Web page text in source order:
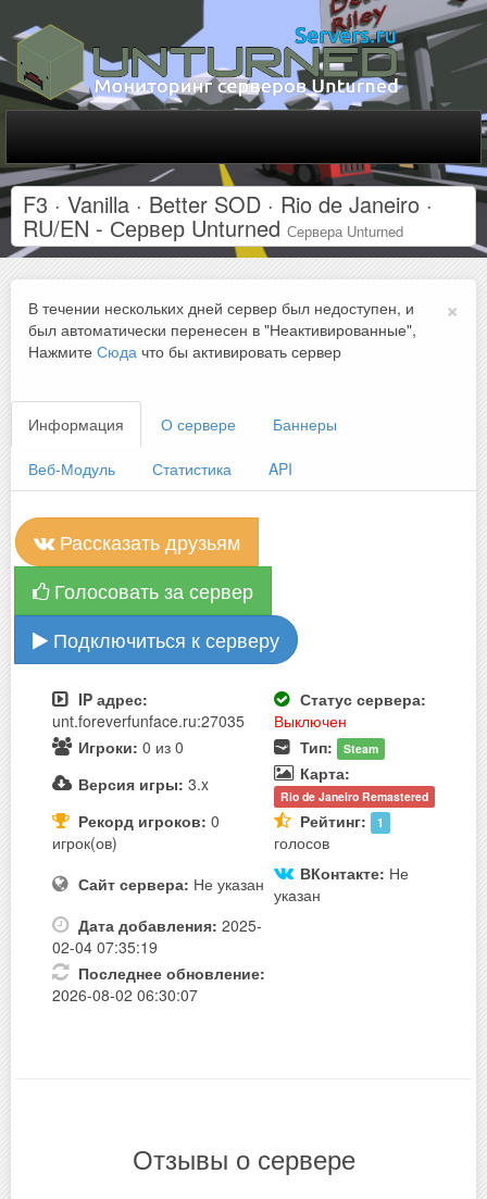
F3 · Vanilla · Better SOD · Rio de Janeiro ·
RU/EN - Сервер Unturned Сервера Unturned
×
В течении нескольких дней сервер был недоступен, и
был автоматически перенесен в "Неактивированные",
Нажмите Сюда что бы активировать сервер
Информация О сервере Баннеры
Веб-Модуль Статистика API
Рассказать друзьям
Голосовать за сервер
Подключиться к серверу
IP адрес:
unt.foreverfunface.ru:27035
Статус сервера:
Выключен
Игроки: 0 из 0 Тип: Steam
Версия игры: 3.x Карта:
Rio de Janeiro Remastered
Рекорд игроков: 0
игрок(ов)
Рейтинг: 1
голосов
Сайт сервера: Не указан ВКонтакте: Не
указан
Дата добавления: 2025-
02-04 07:35:19
Последнее обновление:
2026-08-02 06:30:07
Отзывы о сервере